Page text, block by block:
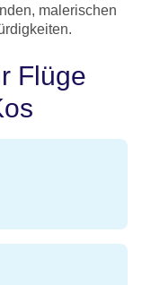
malerischen
Flüge